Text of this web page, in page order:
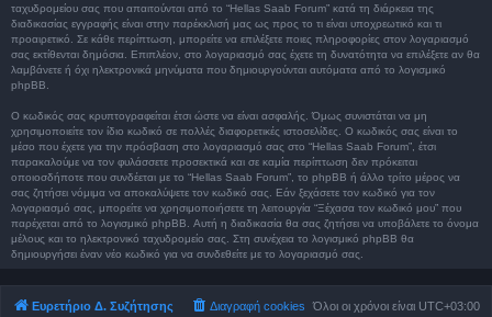
ταχυδρομείου σας που απαιτούνται από το “Hellas Saab Forum” κατά τη διάρκεια της
διαδικασίας εγγραφής είναι στην παρέκκλισή μας ως προς το τι είναι υποχρεωτικό και τι
προαιρετικό. Σε κάθε περίπτωση, μπορείτε να επιλέξετε ποιες πληροφορίες στον λογαριασμό
σας εκτίθενται δημόσια. Επιπλέον, στο λογαριασμό σας έχετε τη δυνατότητα να επιλέξετε αν θα
λαμβάνετε ή όχι ηλεκτρονικά μηνύματα που δημιουργούνται αυτόματα από το λογισμικό
phpBB.
Ο κωδικός σας κρυπτογραφείται έτσι ώστε να είναι ασφαλής. Όμως συνιστάται να μη
χρησιμοποιείτε τον ίδιο κωδικό σε πολλές διαφορετικές ιστοσελίδες. Ο κωδικός σας είναι το
μέσο που έχετε για την πρόσβαση στο λογαριασμό σας στο “Hellas Saab Forum”, έτσι
παρακαλούμε να τον φυλάσσετε προσεκτικά και σε καμία περίπτωση δεν πρόκειται
οποιοσδήποτε που συνδέεται με το “Hellas Saab Forum”, το phpBB ή άλλο τρίτο μέρος να
σας ζητήσει νόμιμα να αποκαλύψετε τον κωδικό σας. Εάν ξεχάσετε τον κωδικό για τον
λογαριασμό σας, μπορείτε να χρησιμοποιήσετε τη λειτουργία “Ξέχασα τον κωδικό μου” που
παρέχεται από το λογισμικό phpBB. Αυτή η διαδικασία θα σας ζητήσει να υποβάλετε το όνομα
μέλους και το ηλεκτρονικό ταχυδρομείο σας. Στη συνέχεια το λογισμικό phpBB θα
δημιουργήσει έναν νέο κωδικό για να συνδεθείτε με το λογαριασμό σας.
Ευρετήριο Δ. Συζήτησης Όλοι οι χρόνοι είναι UTC+03:00
Διαγραφή cookies